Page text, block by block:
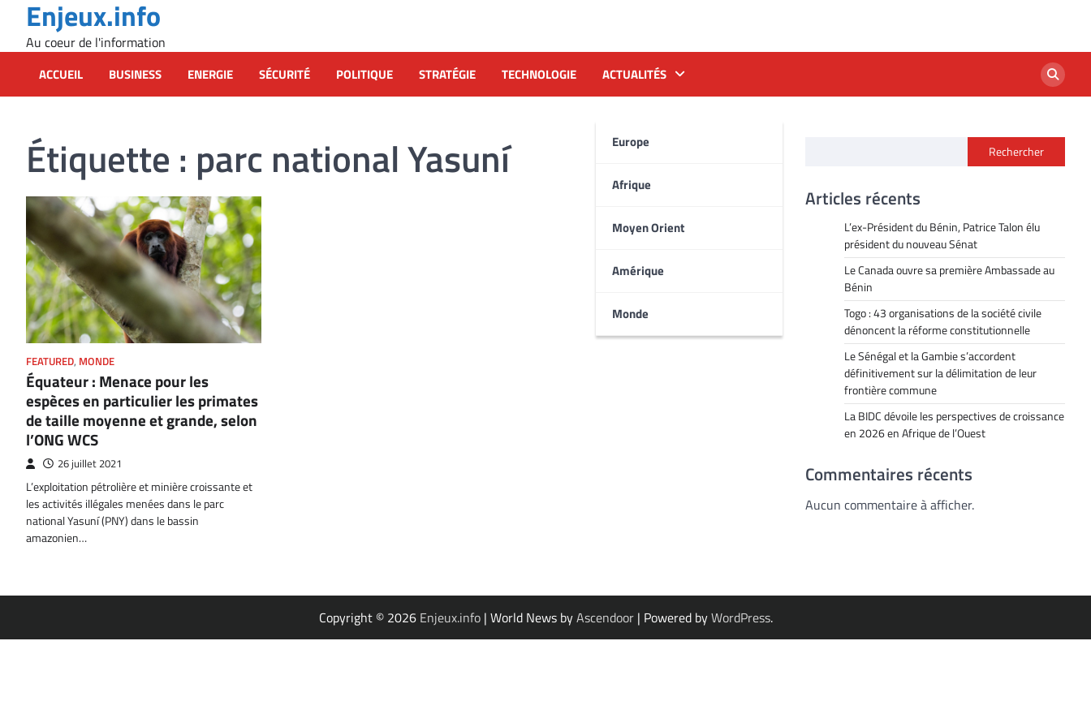
content
Enjeux.info
Au coeur de l'information
ACCUEIL BUSINESS ENERGIE SÉCURITÉ POLITIQUE STRATÉGIE TECHNOLOGIE ACTUALITÉS
Europe
Afrique
Moyen Orient
Amérique
Monde
Étiquette : parc national Yasuní
FEATURED, MONDE
Équateur : Menace pour les
espèces en particulier les primates
de taille moyenne et grande, selon
l’ONG WCS
26 juillet 2021
L’exploitation pétrolière et minière croissante et
les activités illégales menées dans le parc
national Yasuní (PNY) dans le bassin
amazonien…
Rechercher
Articles récents
L’ex-Président du Bénin, Patrice Talon élu
président du nouveau Sénat
Le Canada ouvre sa première Ambassade au
Bénin
Togo : 43 organisations de la société civile
dénoncent la réforme constitutionnelle
Le Sénégal et la Gambie s’accordent
définitivement sur la délimitation de leur
frontière commune
La BIDC dévoile les perspectives de croissance
en 2026 en Afrique de l’Ouest
Commentaires récents
Aucun commentaire à afficher.
Copyright © 2026 Enjeux.info| World News byAscendoor| Powered byWordPress.